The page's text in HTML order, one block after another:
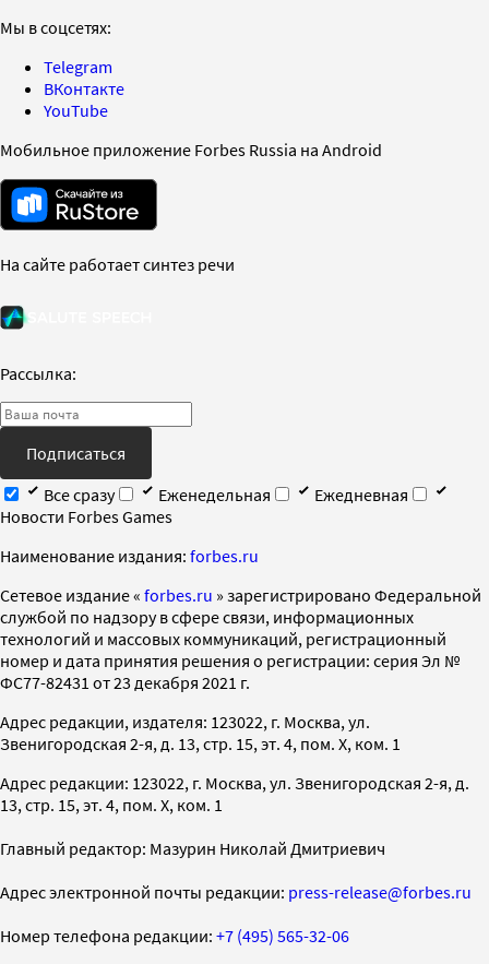
Мы в соцсетях:
Telegram
ВКонтакте
YouTube
Мобильное приложение Forbes Russia на Android
На сайте работает синтез речи
Рассылка:
Подписаться
Все сразу
Еженедельная
Ежедневная
Новости Forbes Games
Наименование издания: forbes.ru
Cетевое издание « forbes.ru » зарегистрировано Федеральной
службой по надзору в сфере связи, информационных
технологий и массовых коммуникаций, регистрационный
номер и дата принятия решения о регистрации: серия Эл №
ФС77-82431 от 23 декабря 2021 г.
Адрес редакции, издателя: 123022, г. Москва, ул.
Звенигородская 2-я, д. 13, стр. 15, эт. 4, пом. X, ком. 1
Адрес редакции: 123022, г. Москва, ул. Звенигородская 2-я, д.
13, стр. 15, эт. 4, пом. X, ком. 1
Главный редактор: Мазурин Николай Дмитриевич
Адрес электронной почты редакции: press-release@forbes.ru
Номер телефона редакции: +7 (495) 565-32-06